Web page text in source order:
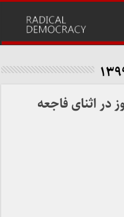
در اثنای فاجعه